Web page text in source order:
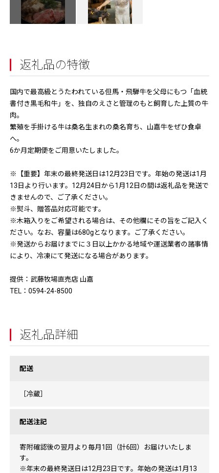
返礼品の特徴
国内で最高級とうたわれている但馬・飛騨牛を父母にもつ「血統
書付き黒毛和牛」を、独自のえさと管理のもと飼育した上質の牛
肉。
繁殖を手掛ける牛は桑名生まれの桑名育ち、山嘉牛をぜひ食卓
へ。
6か月定期便をご用意いたしました。
※【重要】年末の最終発送日は12月23日です。年始の発送は1月
13日より行います。12月24日から1月12日の間は返礼品を発送で
きませんので、ご了承ください。
※熨斗、贈答品対応可能です。
※木箱入りをご希望される場合は、その他欄にその旨をご記入く
ださい。なお、容量は680gとなります。ご了承ください。
※発送からお届けまでに３日以上かかる地域や運送業者の諸事情
により、冷凍にて発送になる場合があります。
提供：武藤牧場直売店 山嘉
TEL：0594-24-8500
返礼品詳細
配送
［冷蔵］
配送注記
寄附確認後の翌月より毎月1回（計6回）お届けいたしま
す。
※年末の最終発送日は12月23日です。年始の発送は1月13